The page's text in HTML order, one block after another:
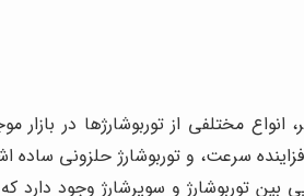
مختلفی از توربوشارژها در بازار
سرعت، و توربوشارژ حلزونی
توربوشارژ و سوپرشارژ وجود دارد